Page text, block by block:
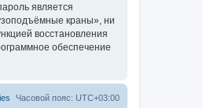
является
краны», ни
восстановления
обеспечение
Часовой пояс: UTC+03:00